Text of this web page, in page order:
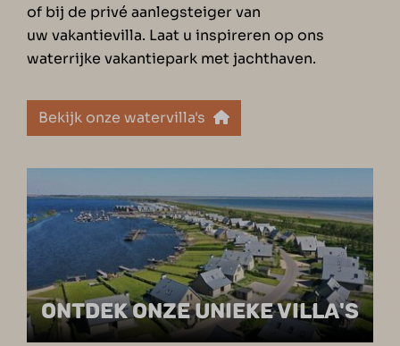
of bij de privé aanlegsteiger van
uw vakantievilla. Laat u inspireren op ons
waterrijke vakantiepark met jachthaven.
Bekijk onze watervilla's
ONTDEK ONZE UNIEKE VILLA'S